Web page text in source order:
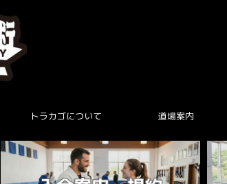
トラカゴについて 道場案内